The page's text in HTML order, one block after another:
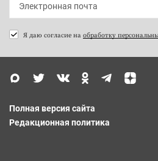
Я даю согласие на обработку
Полная версия сайта
Редакционная политика